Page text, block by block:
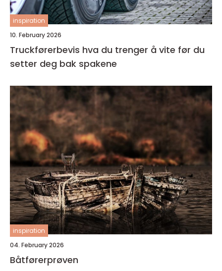
inspiration
10. February 2026
Truckførerbevis hva du trenger å vite før du
setter deg bak spakene
inspiration
04. February 2026
Båtførerprøven